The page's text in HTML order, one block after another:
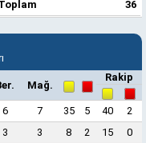
36
Mağ.
Rakip
6 7 35 5 40
2
3 3 8 2 15 0